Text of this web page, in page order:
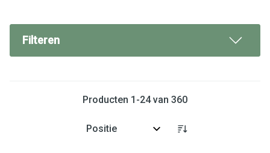
Filteren
Producten 1 -24van 360
Sorteer op: